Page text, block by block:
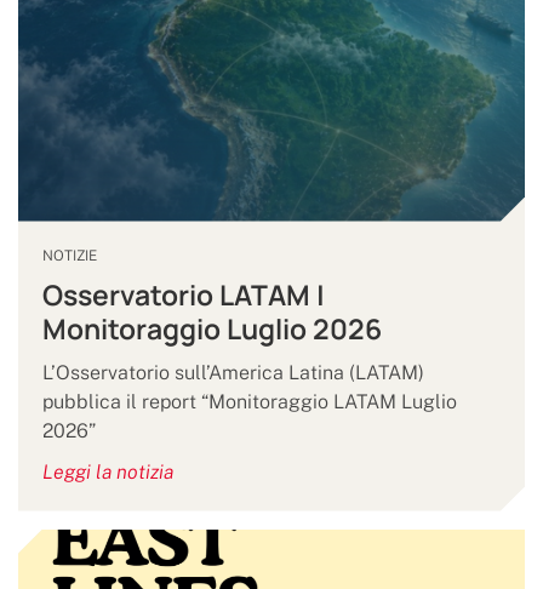
NOTIZIE
Osservatorio LATAM |
Monitoraggio Luglio 2026
L’Osservatorio sull’America Latina (LATAM)
pubblica il report “Monitoraggio LATAM Luglio
2026”
Leggi la notizia